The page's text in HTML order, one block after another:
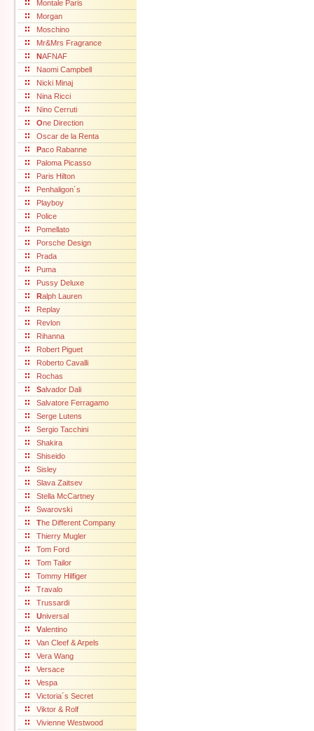
Montale Paris
Morgan
Moschino
Mr&Mrs Fragrance
NAFNAF
Naomi Campbell
Nicki Minaj
Nina Ricci
Nino Cerruti
One Direction
Oscar de la Renta
Paco Rabanne
Paloma Picasso
Paris Hilton
Penhaligon´s
Playboy
Police
Pomellato
Porsche Design
Prada
Puma
Pussy Deluxe
Ralph Lauren
Replay
Revlon
Rihanna
Robert Piguet
Roberto Cavalli
Rochas
Salvador Dali
Salvatore Ferragamo
Serge Lutens
Sergio Tacchini
Shakira
Shiseido
Sisley
Slava Zaitsev
Stella McCartney
Swarovski
The Different Company
Thierry Mugler
Tom Ford
Tom Tailor
Tommy Hilfiger
Travalo
Trussardi
Universal
Valentino
Van Cleef & Arpels
Vera Wang
Versace
Vespa
Victoria´s Secret
Viktor & Rolf
Vivienne Westwood